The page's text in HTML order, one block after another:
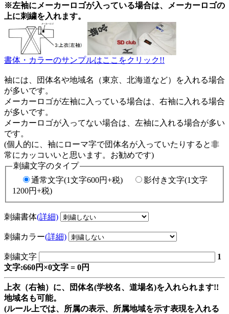
※左袖にメーカーロゴが入っている場合は、メーカーロゴの
上に刺繍を入れます。
書体・カラーのサンプルはここをクリック!!
袖には、団体名や地域名（東京、北海道など）を入れる場合
が多いです。
メーカーロゴが左袖に入っている場合は、右袖に入れる場合
が多いです。
メーカーロゴが入ってない場合は、左袖に入れる場合が多い
です。
(個人的に、袖にローマ字で団体名が入っていたりすると非
常にカッコいいと思います。お勧めです)
刺繍文字のタイプ
通常文字(1文字600円+税)
影付き文字(1文字
1200円+税)
刺繍書体(詳細)
刺繍カラー(詳細)
刺繍文字
1
文字:660円×0文字 = 0円
上衣（右袖）に、団体名(学校名、道場名)を入れられます!!
地域名も可能。
(ルール上では、所属の表示、所属地域を示す表現を入れる